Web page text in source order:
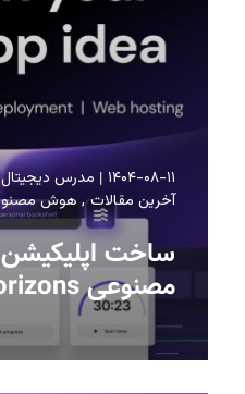
۱۴۰۴-۰۸-۱۱
مدرس دیجیتال
آخرین مقالات هوش
ساخت
مصنوعی Hostinger Horizons